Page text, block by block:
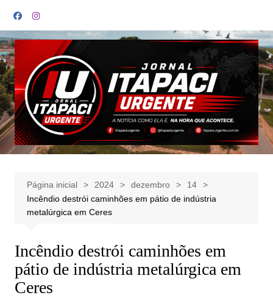
para
o
conteúdo
Página inicial 2024 dezembro
14
Incêndio destrói caminhões em pátio de indústria
metalúrgica em Ceres
Incêndio destrói caminhões em
pátio de indústria metalúrgica em
Ceres